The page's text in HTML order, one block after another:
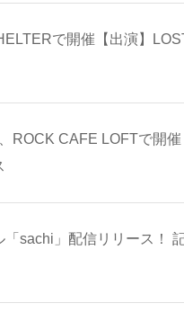
で開催【出演】
ROCK CAFE LOFTで開
sachi」配信リリース！